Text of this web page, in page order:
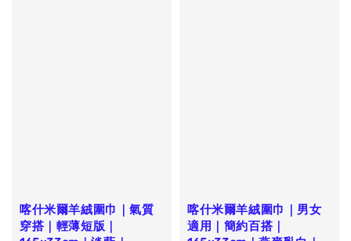
喀什米爾羊絨圍巾｜氣質
穿搭｜輕薄短版｜
喀什米爾羊絨圍巾｜男女
適用｜簡約百搭｜